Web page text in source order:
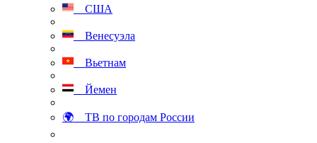
США
Венесуэла
Вьетнам
Йемен
🌍 ТВ по городам России